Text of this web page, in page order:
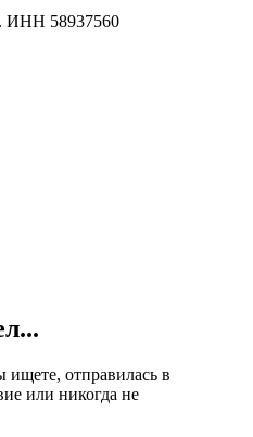
ИНН 58937560
отправилась в
или никогда не